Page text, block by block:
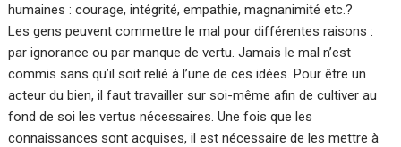
humaines : courage, intégrité, empathie, magnanimité etc.?
Les gens peuvent commettre le mal pour différentes raisons :
par ignorance ou par manque de vertu. Jamais le mal n’est
commis sans qu’il soit relié à l’une de ces idées. Pour être un
acteur du bien, il faut travailler sur soi-même afin de cultiver au
fond de soi les vertus nécessaires. Une fois que les
connaissances sont acquises, il est nécessaire de les mettre à